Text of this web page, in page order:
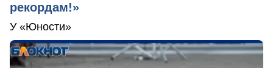
рекордам!»
У «Юности»